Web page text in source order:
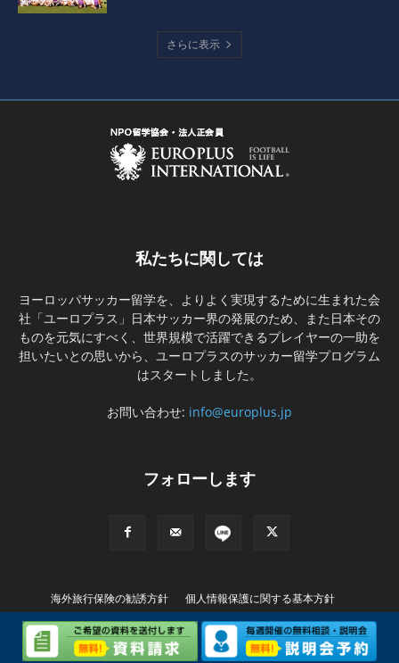
さらに表示
私たちに関しては
ヨーロッパサッカー留学を、よりよく実現するために生まれた会
社「ユーロプラス」日本サッカー界の発展のため、また日本その
ものを元気にすべく、世界規模で活躍できるプレイヤーの一助を
担いたいとの思いから、ユーロプラスのサッカー留学プログラム
はスタートしました。
お問い合わせ: info@europlus.jp
フォローします
海外旅行保険の勧誘方針
個人情報保護に関する基本方針
特別商取引に基づく表記
© Copyright (C) EUROPLUS INTERNATIONAL Ltd. All rights Reserved..